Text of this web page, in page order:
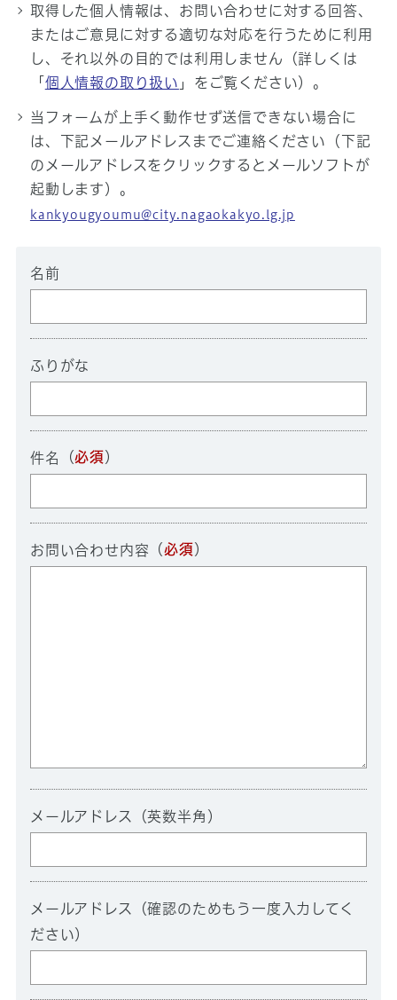
取得した個人情報は、お問い合わせに対する回答、
またはご意見に対する適切な対応を行うために利用
し、それ以外の目的では利用しません（詳しくは
「 個人情報の取り扱い 」をご覧ください）。
当フォームが上手く動作せず送信できない場合に
は、下記メールアドレスまでご連絡ください（下記
のメールアドレスをクリックするとメールソフトが
起動します）。
kankyougyoumu@city.nagaokakyo.lg.jp
名前
ふりがな
件名 （必須 ）
お問い合わせ内容 （必須 ）
メールアドレス（英数半角）
メールアドレス（確認のためもう一度入力してく
ださい）